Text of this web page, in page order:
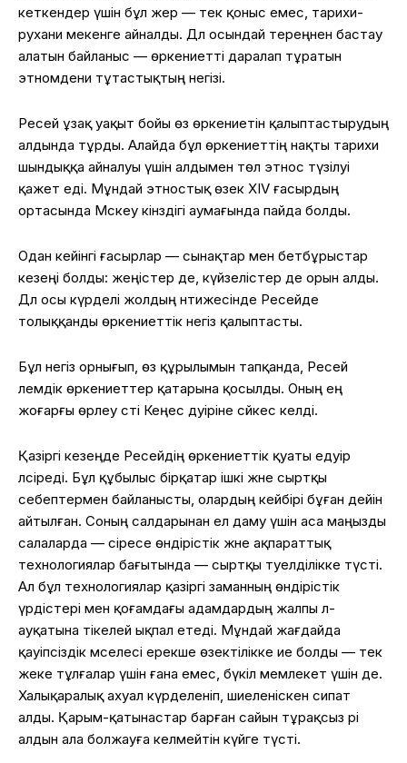
кеткендер үшін бұл жер — тек қоныс емес, тарихи-
рухани мекенге айналды. Дәл осындай тереңнен бастау
алатын байланыс — өркениетті даралап тұратын
этномәдени тұтастықтың негізі.
Ресей ұзақ уақыт бойы өз өркениетін қалыптастырудың
алдында тұрды. Алайда бұл өркениеттің нақты тарихи
шындыққа айналуы үшін алдымен төл этнос түзілуі
қажет еді. Мұндай этностық өзек XIV ғасырдың
ортасында Мәскеу кінәздігі аумағында пайда болды.
Одан кейінгі ғасырлар — сынақтар мен бетбұрыстар
кезеңі болды: жеңістер де, күйзелістер де орын алды.
Дәл осы күрделі жолдың нәтижесінде Ресейде
толыққанды өркениеттік негіз қалыптасты.
Бұл негіз орнығып, өз құрылымын тапқанда, Ресей
әлемдік өркениеттер қатарына қосылды. Оның ең
жоғарғы өрлеу сәті Кеңес дәуіріне сәйкес келді.
Қазіргі кезеңде Ресейдің өркениеттік қуаты едәуір
әлсіреді. Бұл құбылыс бірқатар ішкі және сыртқы
себептермен байланысты, олардың кейбірі бұған дейін
айтылған. Соның салдарынан ел даму үшін аса маңызды
салаларда — әсіресе өндірістік және ақпараттық
технологиялар бағытында — сыртқы тәуелділікке түсті.
Ал бұл технологиялар қазіргі заманның өндірістік
үрдістері мен қоғамдағы адамдардың жалпы әл-
ауқатына тікелей ықпал етеді. Мұндай жағдайда
қауіпсіздік мәселесі ерекше өзектілікке ие болды — тек
жеке тұлғалар үшін ғана емес, бүкіл мемлекет үшін де.
Халықаралық ахуал күрделеніп, шиеленіскен сипат
алды. Қарым-қатынастар барған сайын тұрақсыз әрі
алдын ала болжауға келмейтін күйге түсті.